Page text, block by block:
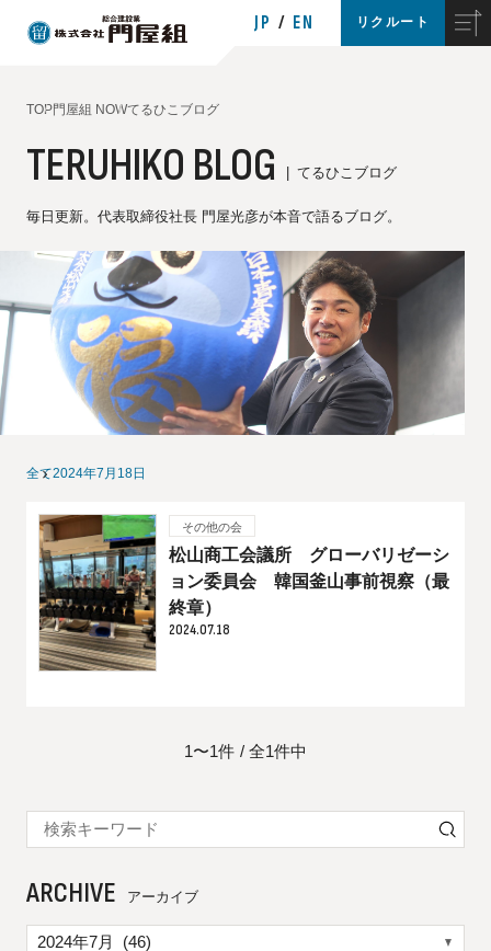
JP EN リクルート
TOP門屋組 NOWてるひこブログ
TERUHIKO BLOG てるひこブログ
毎日更新。代表取締役社長 門屋光彦が本音で語るブログ。
全て2024年7月18日
その他の会
松山商工会議所 グローバリゼーシ
ョン委員会 韓国釜山事前視察（最
終章）
2024.07.18
1〜1件 全1件中
ARCHIVE アーカイブ